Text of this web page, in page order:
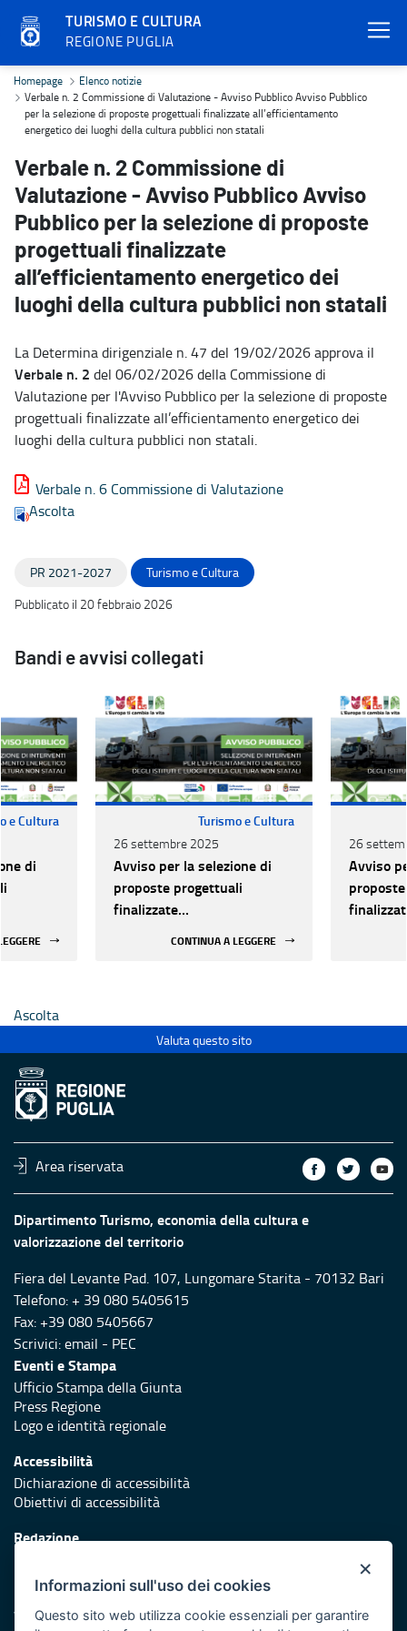
TURISMO E CULTURA
REGIONE PUGLIA
Verbale n. 2 Commissione di Valutazione - Avviso Pubblico
Homepage
Elenco notizie
Verbale n. 2 Commissione di Valutazione - Avviso Pubblico Avviso Pubblico
per la selezione di proposte progettuali finalizzate all’efficientamento
energetico dei luoghi della cultura pubblici non statali
Verbale n. 2 Commissione di
Valutazione - Avviso Pubblico Avviso
Pubblico per la selezione di proposte
progettuali finalizzate
all’efficientamento energetico dei
luoghi della cultura pubblici non statali
La Determina dirigenziale n. 47 del 19/02/2026 approva il
Verbale n. 2 del 06/02/2026 della Commissione di
Valutazione per l'Avviso Pubblico per la selezione di proposte
progettuali finalizzate all’efficientamento energetico dei
luoghi della cultura pubblici non statali.
Verbale n. 6 Commissione di Valutazione
Ascolta
PR 2021-2027
Turismo e Cultura
Pubblicato il 20 febbraio 2026
Bandi e avvisi collegati
e Cultura
di
Turismo e Cultura
26 settembre 2025
Avviso per la selezione di
proposte progettuali
finalizzate
CONTINUA A LEGGERE
26
Avviso
Ascolta
Valuta questo sito
Area riservata
Dipartimento Turismo, economia della cultura e
valorizzazione del territorio
Fiera del Levante Pad. 107, Lungomare Starita - 70132 Bari
Telefono: + 39 080 5405615
Fax: +39 080 5405667
Scrivici:email - PEC
Eventi e Stampa
Ufficio Stampa della Giunta
Press Regione
Logo e identità regionale
Accessibilità
Dichiarazione di accessibilità
Obiettivi di accessibilità
Redazione
Protezione civile
Vai al sito di Protezione Civile Puglia
×
Informazioni sull'uso dei cookies
Questo sito web utilizza cookie essenziali per garantire